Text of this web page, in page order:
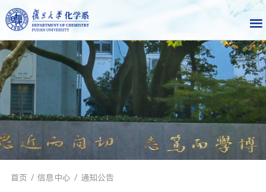
首页 / 信息中心 / 通知公告